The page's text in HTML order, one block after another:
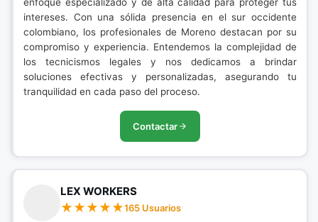
intereses. Con una sólida presencia en el sur occidente
colombiano, los profesionales de Moreno destacan por su
compromiso y experiencia. Entendemos la complejidad de
los tecnicismos legales y nos dedicamos a brindar
soluciones efectivas y personalizadas, asegurando tu
tranquilidad en cada paso del proceso.
Contactar
LEX WORKERS
165 Usuarios